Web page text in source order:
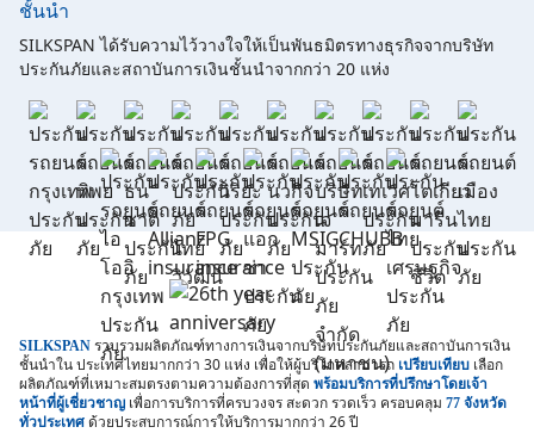
ชั้นนำ
SILKSPAN ได้รับความไว้วางใจให้เป็นพันธมิตรทางธุรกิจจากบริษัท
ประกันภัยและสถาบันการเงินชั้นนำจากกว่า 20 แห่ง
SILKSPAN รวบรวมผลิตภัณฑ์ทางการเงินจากบริษัทประกันภัยและสถาบันการเงิน
ชั้นนำในประเทศไทยมากกว่า 30 แห่ง เพื่อให้ผู้บริโภคสามารถ เปรียบเทียบ เลือก
ผลิตภัณฑ์ที่เหมาะสมตรงตามความต้องการที่สุด พร้อมบริการที่ปรึกษาโดยเจ้า
หน้าที่ผู้เชี่ยวชาญ เพื่อการบริการที่ครบวงจร สะดวก รวดเร็ว ครอบคลุม 77 จังหวัด
ทั่วประเทศ ด้วยประสบการณ์การให้บริการมากกว่า 26 ปี